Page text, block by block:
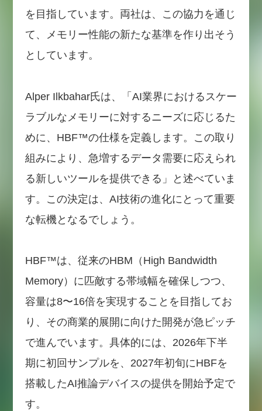
を目指しています。両社は、この協力を通じ
て、メモリー性能の新たな基準を作り出そう
としています。
Alper Ilkbahar氏は、「AI業界におけるスケー
ラブルなメモリーに対するニーズに応じるた
めに、HBF™の仕様を定義します。この取り
組みにより、急増するデータ需要に応えられ
る新しいツールを提供できる」と述べていま
す。この決定は、AI技術の進化にとって重要
な転機となるでしょう。
HBF™は、従来のHBM（High Bandwidth
Memory）に匹敵する帯域幅を確保しつつ、
容量は8〜16倍を実現することを目指してお
り、その商業的展開に向けた開発が急ピッチ
で進んでいます。具体的には、2026年下半
期に初回サンプルを、2027年初旬にHBFを
搭載したAI推論デバイスの提供を開始予定で
す。